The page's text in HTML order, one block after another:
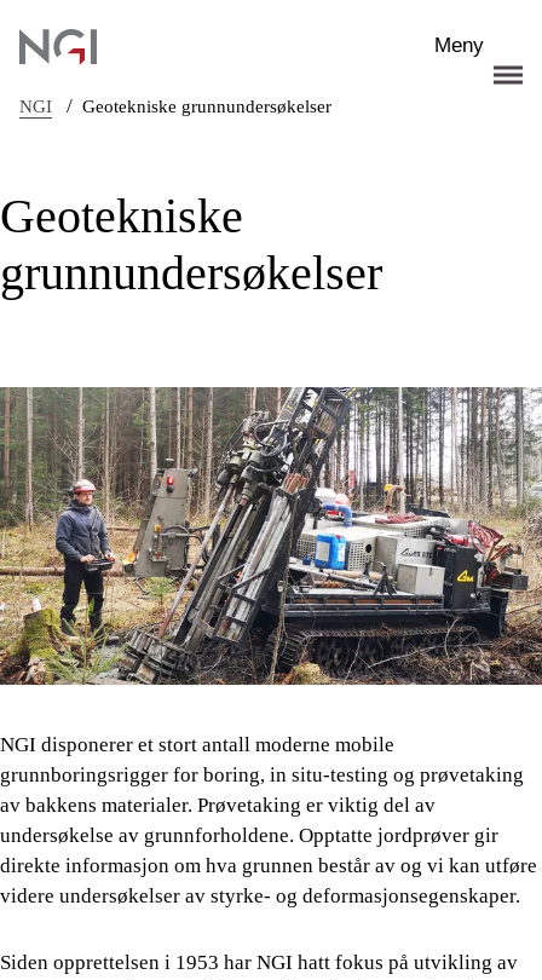
Meny
NGI / Geotekniske grunnundersøkelser
Geotekniske
grunnundersøkelser
NGI disponerer et stort antall moderne mobile
grunnboringsrigger for boring, in situ-testing og prøvetaking
av bakkens materialer. Prøvetaking er viktig del av
undersøkelse av grunnforholdene. Opptatte jordprøver gir
direkte informasjon om hva grunnen består av og vi kan utføre
videre undersøkelser av styrke- og deformasjonsegenskaper.
Siden opprettelsen i 1953 har NGI hatt fokus på utvikling av